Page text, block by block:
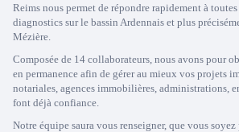
Reims nous permet de répondre rapidement à
diagnostics sur le bassin Ardennais et plus
Mézière.
Composée de 14 collaborateurs, nous avons pour
en permanence afin de gérer au mieux vos projets
notariales, agences immobilières, administrations,
font déjà confiance.
Notre équipe saura vous renseigner, que vous